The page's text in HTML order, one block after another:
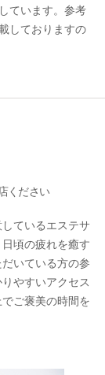
ています。参考
しておりますの
ください
ているエステサ
頃の疲れを癒す
いている方の参
やすいアクセス
ご褒美の時間を